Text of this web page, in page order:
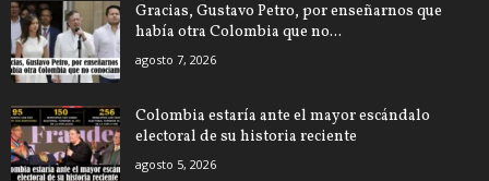
Gracias, Gustavo Petro, por enseñarnos que
había otra Colombia que no...
agosto 7, 2026
Colombia estaría ante el mayor escándalo
electoral de su historia reciente
agosto 5, 2026